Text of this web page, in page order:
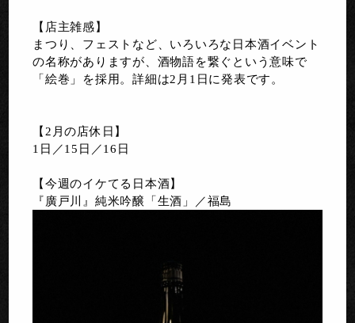
【店主雑感】
まつり、フェストなど、いろいろな日本酒イベント
の名称がありますが、酒物語を繋ぐという意味で
「絵巻」を採用。詳細は2月1日に発表です。
【2月の店休日】
1日／15日／16日
【今週のイケてる日本酒】
『廣戸川』純米吟醸「生酒」／福島